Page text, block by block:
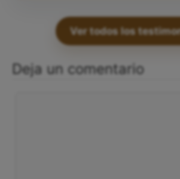
Ver todos los
Deja un comentario